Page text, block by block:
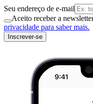
Seu endereço de e-mail
Aceito receber a
privacidade para saber mais.
Inscrever-se